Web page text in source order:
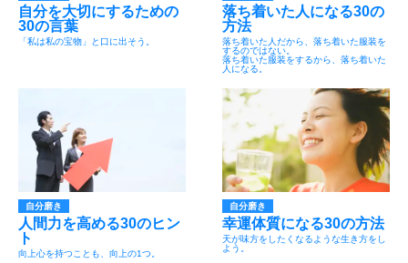
自分を大切にするための
30の言葉
「私は私の宝物」と口に出そう。
落ち着いた人になる30の
方法
落ち着いた人だから、落ち着いた服装を
するのではない。
落ち着いた服装をするから、落ち着いた
人になる。
自分磨き
人間力を高める30のヒン
ト
向上心を持つことも、向上の1つ。
自分磨き
幸運体質になる30の方法
天が味方をしたくなるような生き方をし
よう。